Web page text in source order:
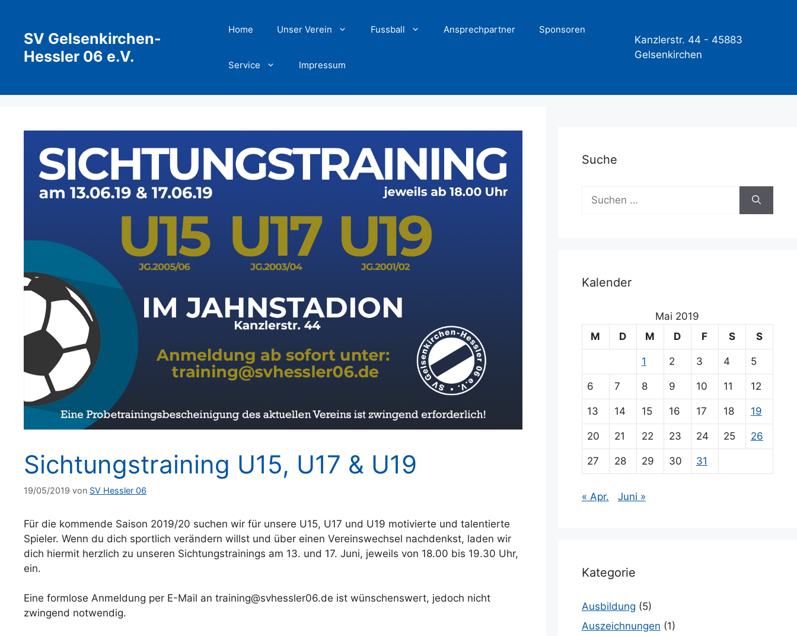
springenSV Gelsenkirchen-
Hessler 06 e.V.
Home Unser Verein Fussball Ansprechpartner Sponsoren
Service Impressum
Kanzlerstr. 44 - 45883
Gelsenkirchen
Sichtungstraining U15, U17 & U19
19/05/2019 von SV Hessler 06
Für die kommende Saison 2019/20 suchen wir für unsere U15, U17 und U19 motivierte und talentierte
Spieler. Wenn du dich sportlich verändern willst und über einen Vereinswechsel nachdenkst, laden wir
dich hiermit herzlich zu unseren Sichtungstrainings am 13. und 17. Juni, jeweils von 18.00 bis 19.30 Uhr,
ein.
Eine formlose Anmeldung per E-Mail an training@svhessler06.de ist wünschenswert, jedoch nicht
zwingend notwendig.
Suche
Suchen
nach:
Kalender
Mai 2019
M
D M D F S S
1 2 3 4 5
6 7 8 9 10 11 12
13 14 15 16 17 18 19
20 21 22 23 24 25 26
27 28 29 30 31
« Apr. Juni »
Kategorie
Ausbildung (5)
Auszeichnungen (1)